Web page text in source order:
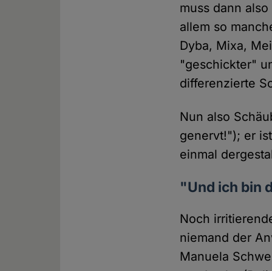
muss dann
allem so
Dyba, Mixa,
"geschickter"
differenzierte
Nun also
genervt!"); er
einmal
"Und ich bin
Noch
niemand der
Manuela